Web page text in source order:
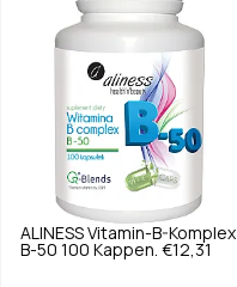
ALINESS Vitamin-B-Komplex
B-50 100 Kappen. €12,31